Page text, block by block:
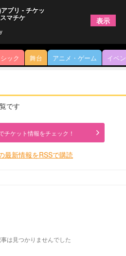
ック 舞台 アニメ・ゲーム イベ
です
チケット情報をチェック！
最新情報をRSSで購読
は見つかりませんでした
プリ - チケッ
マチケ 表示